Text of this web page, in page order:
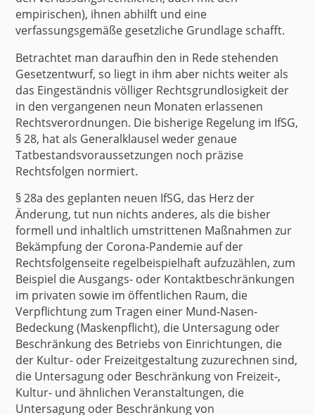
empirischen), ihnen abhilft und eine
verfassungsgemäße gesetzliche Grundlage schafft.
Betrachtet man daraufhin den in Rede stehenden
Gesetzentwurf, so liegt in ihm aber nichts weiter als
das Eingeständnis völliger Rechtsgrundlosigkeit der
in den vergangenen neun Monaten erlassenen
Rechtsverordnungen. Die bisherige Regelung im IfSG,
§ 28, hat als Generalklausel weder genaue
Tatbestandsvoraussetzungen noch präzise
Rechtsfolgen normiert.
§ 28a des geplanten neuen IfSG, das Herz der
Änderung, tut nun nichts anderes, als die bisher
formell und inhaltlich umstrittenen Maßnahmen zur
Bekämpfung der Corona-Pandemie auf der
Rechtsfolgenseite regelbeispielhaft aufzuzählen, zum
Beispiel die Ausgangs- oder Kontaktbeschränkungen
im privaten sowie im öffentlichen Raum, die
Verpflichtung zum Tragen einer Mund-Nasen-
Bedeckung (Maskenpflicht), die Untersagung oder
Beschränkung des Betriebs von Einrichtungen, die
der Kultur- oder Freizeitgestaltung zuzurechnen sind,
die Untersagung oder Beschränkung von Freizeit-,
Kultur- und ähnlichen Veranstaltungen, die
Untersagung oder Beschränkung von